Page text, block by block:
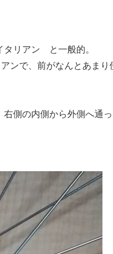
リアン と一般的。
ンで、前がなんとあまり
側の内側から外側へ通